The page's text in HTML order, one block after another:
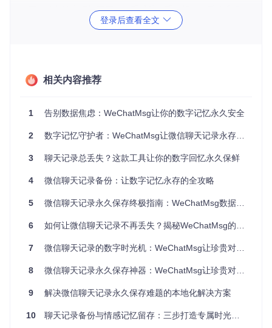
然而，这些数字记忆正面临多重威胁：手机损坏、系统升级、
误操作删除、设备更换……每一次意外都可能让这些珍贵记录
WeChatMsg的核心理念很简单：
数据安全无虞
所有处理都在本地完成，不上传云端
只读访问微信数据，不修改原始文件
操作简单直观
图形化界面，无需命令行操作
三步完成导出流程，小白也能轻松上手
✅格式灵活多样
HTML格式：完美还原聊天界面，多媒体内容完整呈现
Word文档：适合打印存档，保留完整上下文
CSV格式：结构化数据，便于统计分析
登录后查看全文
相关内容推荐
1 告别数据焦虑：WeChatMsg让你的数字记忆永久安全
2 数字记忆守护者：WeChatMsg让微信聊天记录永存的艺术
3 聊天记录总丢失？这款工具让你的数字回忆永久保鲜
4 微信聊天记录备份：让数字记忆永存的全攻略
5 微信聊天记录永久保存终极指南：WeChatMsg数据守护无忧方案
6 如何让微信聊天记录不再丢失？揭秘WeChatMsg的永久保存方案
7 微信聊天记录的数字时光机：WeChatMsg让珍贵对话永不褪色
8 微信聊天记录永久保存神器：WeChatMsg让珍贵对话永存
9 解决微信聊天记录永久保存难题的本地化解决方案
10 聊天记录备份与情感记忆留存：三步打造专属时光胶囊